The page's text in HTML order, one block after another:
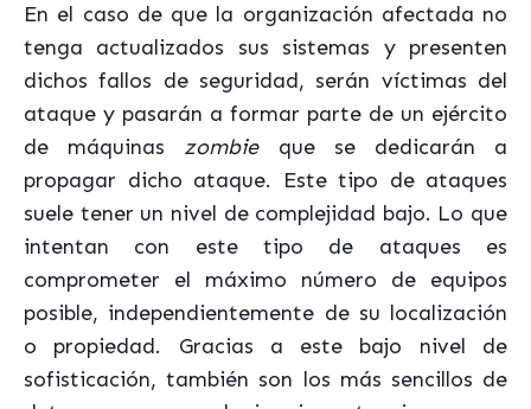
En el caso de que la organización afectada no
tenga actualizados sus sistemas y presenten
dichos fallos de seguridad, serán víctimas del
ataque y pasarán a formar parte de un ejército
de máquinas zombie que se dedicarán a
propagar dicho ataque. Este tipo de ataques
suele tener un nivel de complejidad bajo. Lo que
intentan con este tipo de ataques es
comprometer el máximo número de equipos
posible, independientemente de su localización
o propiedad. Gracias a este bajo nivel de
sofisticación, también son los más sencillos de